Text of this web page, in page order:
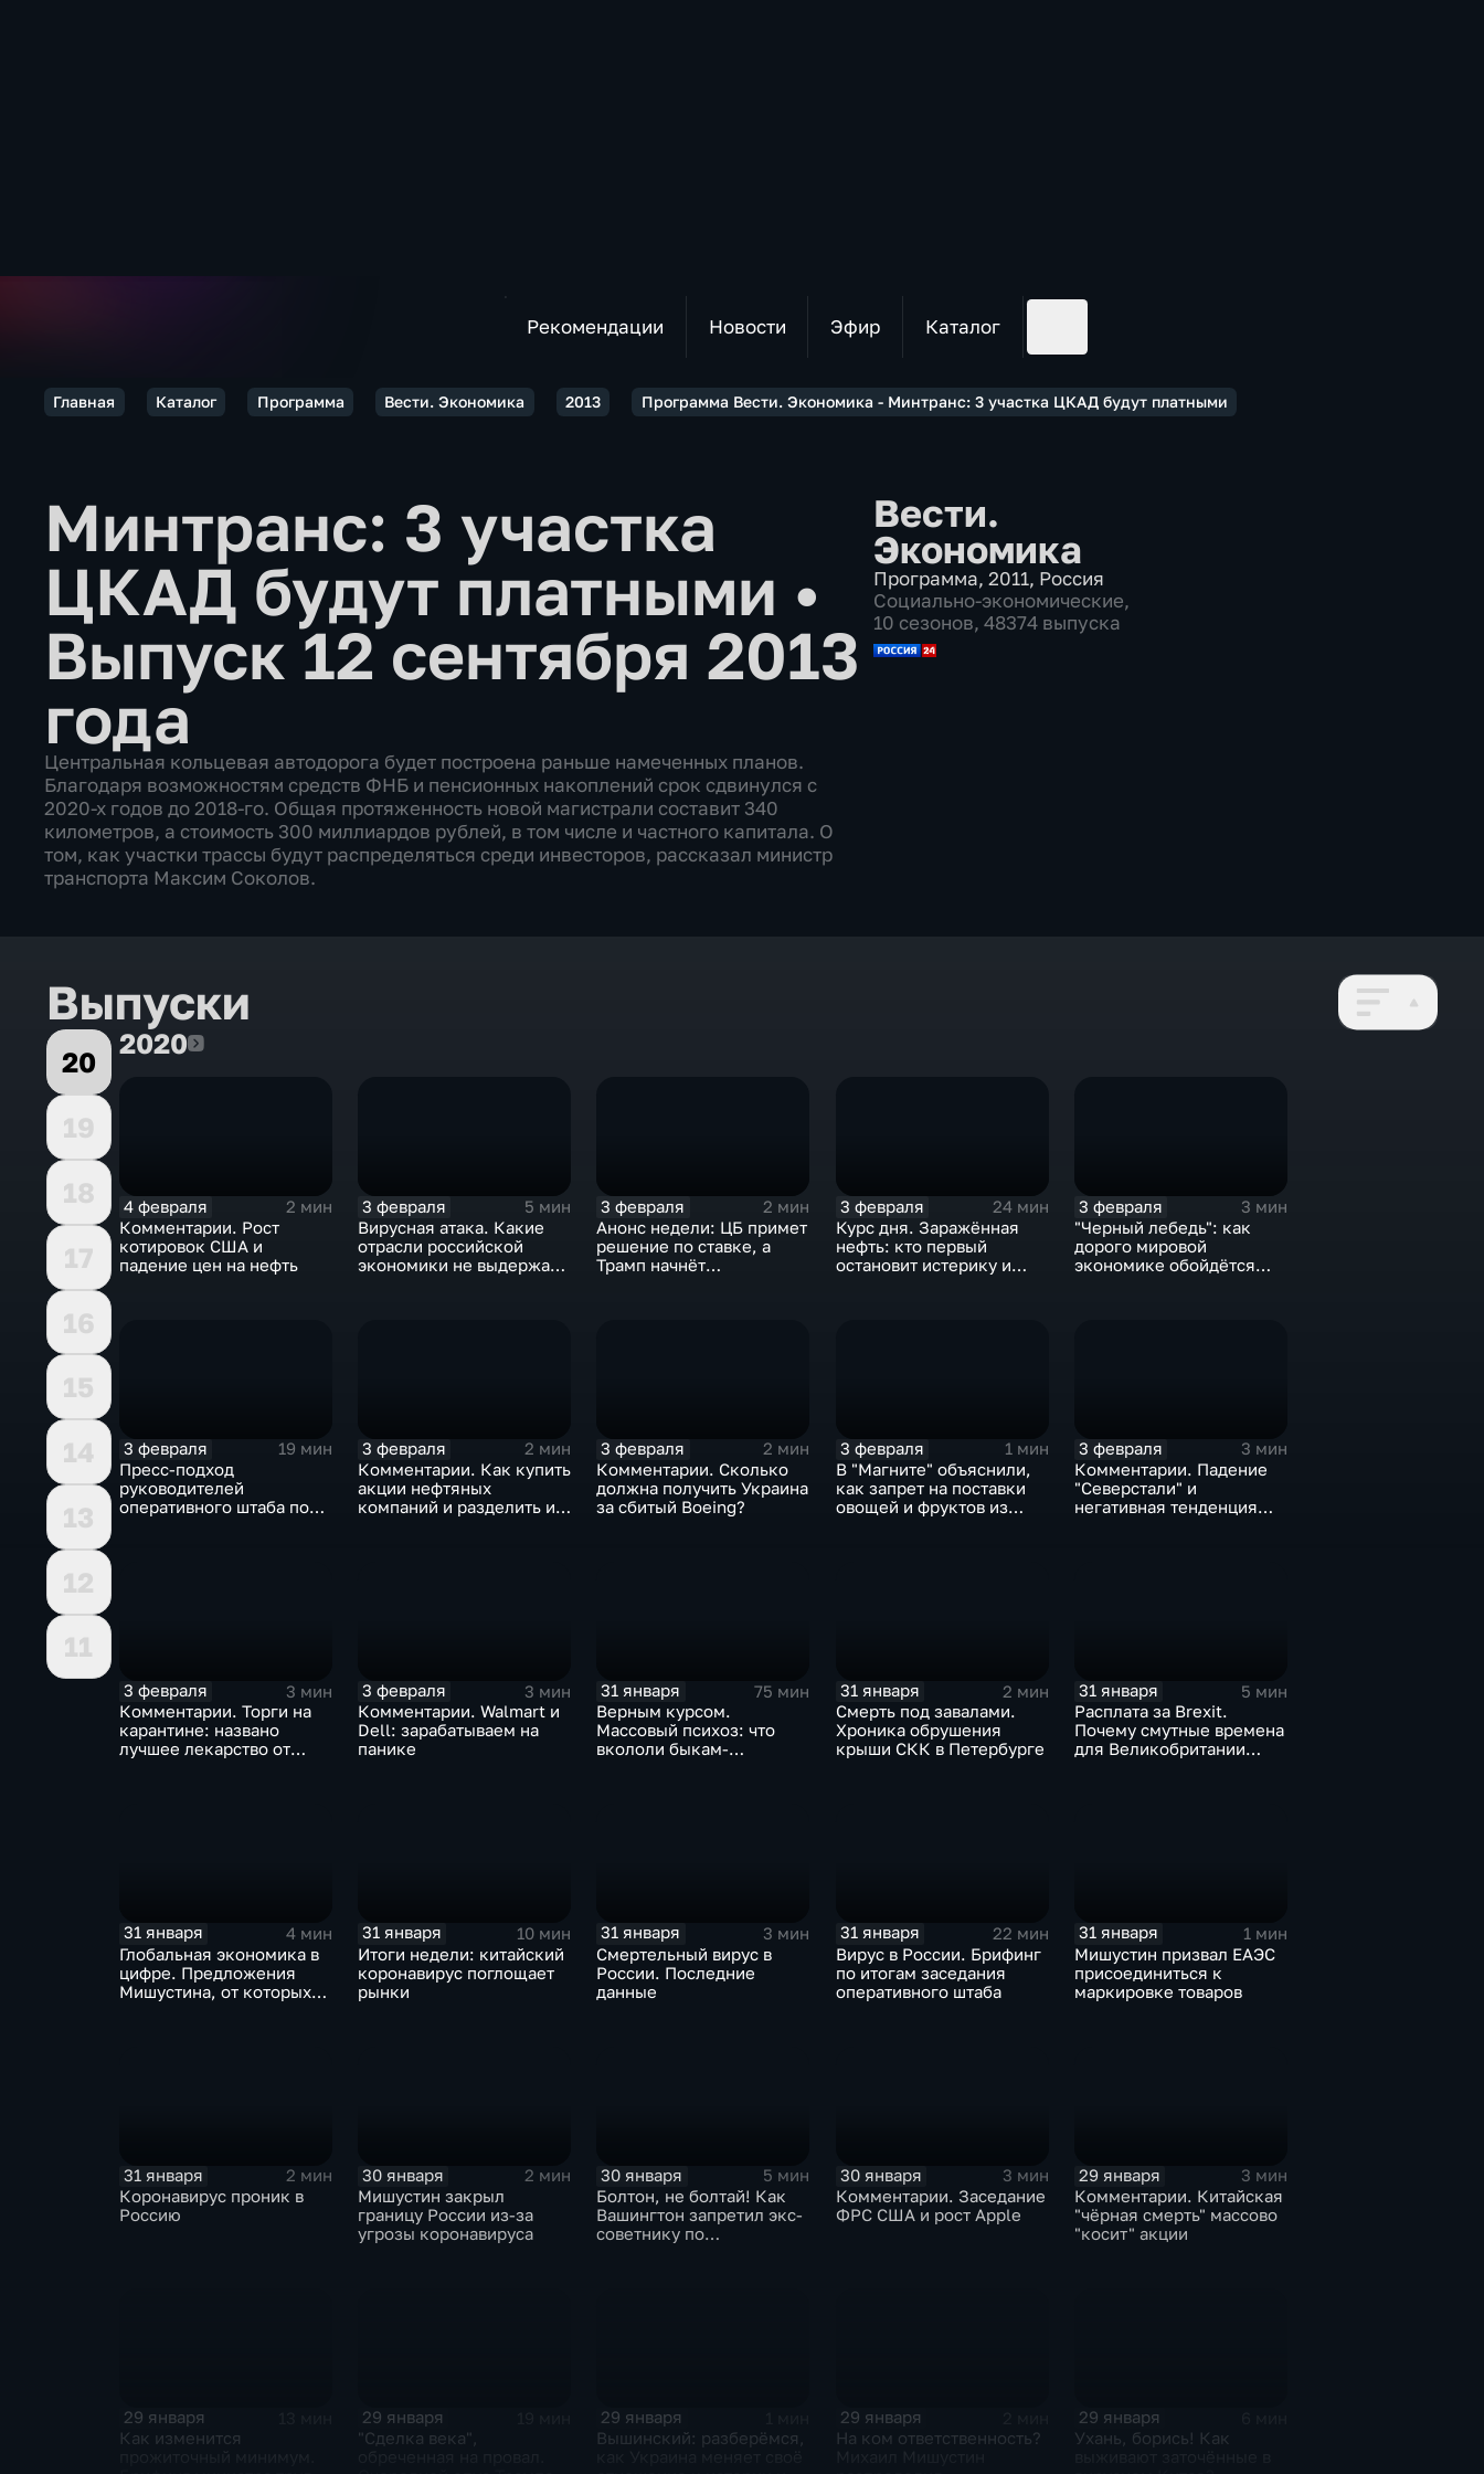
Рекомендации Новости Эфир Каталог
Главная Каталог Программа Вести. Экономика 2013 Программа Вести. Экономика - Минтранс: 3 участка ЦКАД будут платными
Минтранс: 3 участка
ЦКАД будут платными •
Выпуск 12 сентября 2013
года
Центральная кольцевая автодорога будет построена раньше намеченных планов.
Благодаря возможностям средств ФНБ и пенсионных накоплений срок сдвинулся с
2020-х годов до 2018-го. Общая протяженность новой магистрали составит 340
километров, а стоимость 300 миллиардов рублей, в том числе и частного капитала. О
том, как участки трассы будут распределяться среди инвесторов, рассказал министр
транспорта Максим Соколов.
Вести.
Экономика
Программа, 2011, Россия
Социально-экономические,
10 сезонов, 48374 выпуска
Выпуски
20
19
18
17
16
15
14
13
12
11
20202020
4 февраля
2 мин
Комментарии. Рост
котировок США и
падение цен на нефть
3 февраля
5 мин
Вирусная атака. Какие
отрасли российской
экономики не выдержат
3 февраля
2 мин
Анонс недели: ЦБ примет
решение по ставке, а
Трамп начнёт
3 февраля
24 мин
Курс дня. Заражённая
нефть: кто первый
остановит истерику и
3 февраля
3 мин
"Черный лебедь": как
дорого мировой
экономике обойдётся
3 февраля
19 мин
Пресс-подход
руководителей
оперативного штаба по
3 февраля
2 мин
Комментарии. Как купить
акции нефтяных
компаний и разделить их
3 февраля
2 мин
Комментарии. Сколько
должна получить Украина
за сбитый Boeing?
3 февраля
1 мин
В "Магните" объяснили,
как запрет на поставки
овощей и фруктов из
3 февраля
3 мин
Комментарии. Падение
"Северстали" и
негативная тенденция
3 февраля
3 мин
Комментарии. Торги на
карантине: названо
лучшее лекарство от
3 февраля
3 мин
Комментарии. Walmart и
Dell: зарабатываем на
панике
31 января
75 мин
Верным курсом.
Массовый психоз: что
вкололи быкам-
31 января
2 мин
Смерть под завалами.
Хроника обрушения
крыши СКК в Петербурге
31 января
5 мин
Расплата за Brexit.
Почему смутные времена
для Великобритании
31 января
4 мин
Глобальная экономика в
цифре. Предложения
Мишустина, от которых
31 января
10 мин
Итоги недели: китайский
коронавирус поглощает
рынки
31 января
3 мин
Смертельный вирус в
России. Последние
данные
31 января
22 мин
Вирус в России. Брифинг
по итогам заседания
оперативного штаба
31 января
1 мин
Мишустин призвал ЕАЭС
присоединиться к
маркировке товаров
31 января
2 мин
Коронавирус проник в
Россию
30 января
2 мин
Мишустин закрыл
границу России из-за
угрозы коронавируса
30 января
5 мин
Болтон, не болтай! Как
Вашингтон запретил экс-
советнику по
30 января
3 мин
Комментарии. Заседание
ФРС США и рост Apple
29 января
3 мин
Комментарии. Китайская
"чёрная смерть" массово
"косит" акции
29 января
Как изменится
29 января
"Сделка века",
29 января
Вышинский: разберёмся,
29 января
На ком ответственность?
29 января
Ухань, борись! Как